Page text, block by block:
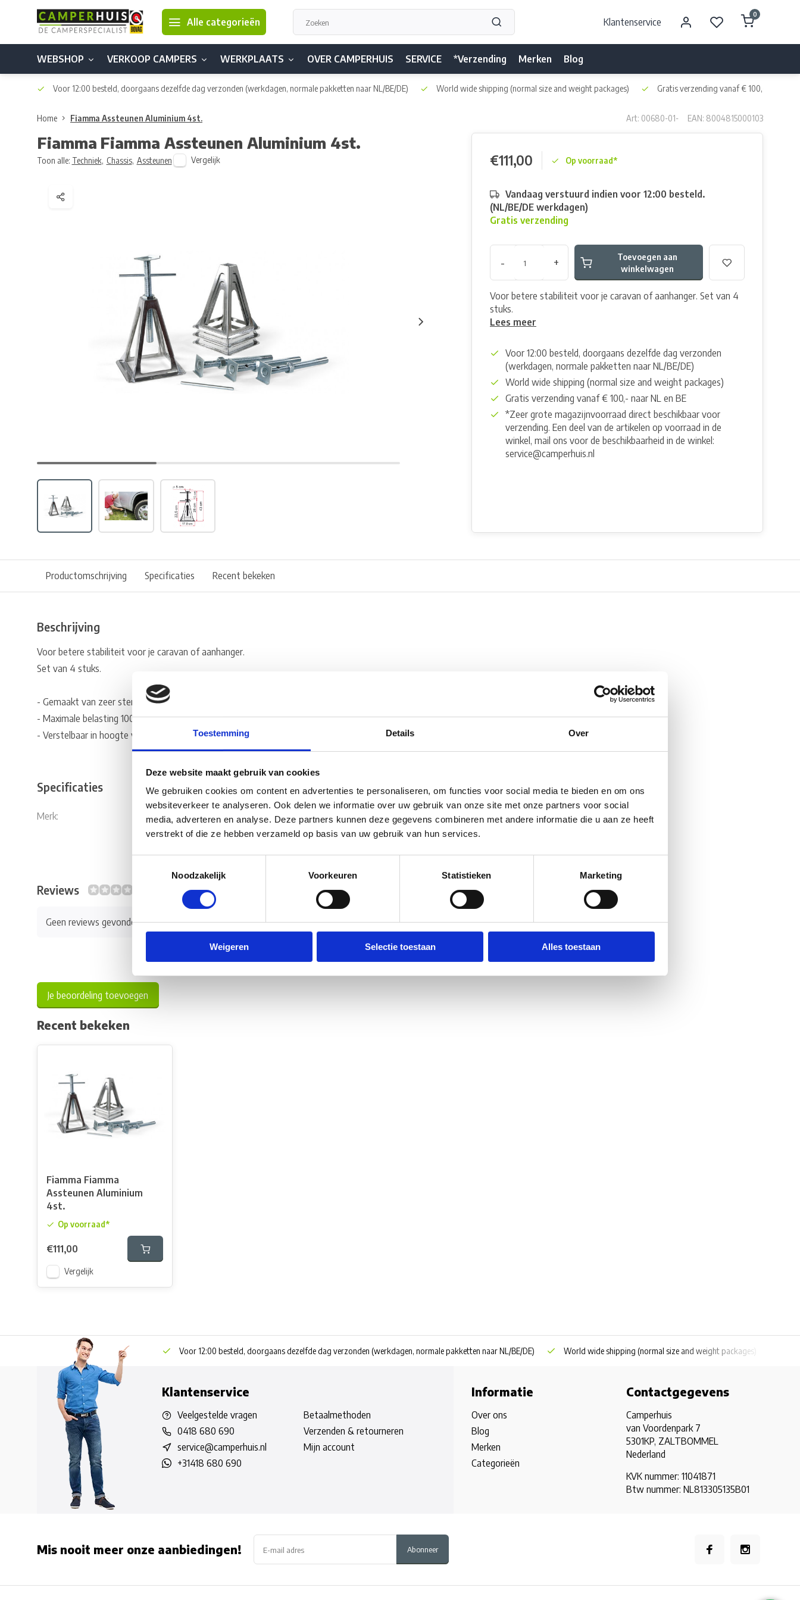
Toestemming Details Over
Deze website maakt gebruik van cookies
We gebruiken cookies om content en advertenties te personaliseren, om functies voor social media te bieden en om ons
websiteverkeer te analyseren. Ook delen we informatie over uw gebruik van onze site met onze partners voor social
media, adverteren en analyse. Deze partners kunnen deze gegevens combineren met andere informatie die u aan ze heeft
verstrekt of die ze hebben verzameld op basis van uw gebruik van hun services.
Noodzakelijk
Voorkeuren Statistieken Marketing
Weigeren Selectie toestaan Alles toestaan
Alle categorieën Klantenservice
0
WEBSHOP VERKOOP CAMPERS WERKPLAATS OVER CAMPERHUIS SERVICE *Verzending Merken Blog
Voor 12:00 besteld, doorgaans dezelfde dag verzonden (werkdagen, normale pakketten naar NL/BE/DE) World wide shipping (normal size and weight packages) Gratis verzending vanaf € 100,- naar NL
Home Fiamma Assteunen Aluminium 4st. Art: 00680-01- EAN: 8004815000103
Fiamma Fiamma Assteunen Aluminium 4st.
Toon alle: Techniek, Chassis, Assteunen Vergelijk €111,00 Op voorraad*
Vandaag verstuurd indien voor 12:00 besteld.
(NL/BE/DE werkdagen)
Gratis verzending
- +
Toevoegen aan
winkelwagen
Voor betere stabiliteit voor je caravan of aanhanger. Set van 4
stuks.
Lees meer
Voor 12:00 besteld, doorgaans dezelfde dag verzonden
(werkdagen, normale pakketten naar NL/BE/DE)
World wide shipping (normal size and weight packages)
Gratis verzending vanaf € 100,- naar NL en BE
*Zeer grote magazijnvoorraad direct beschikbaar voor
verzending. Een deel van de artikelen op voorraad in de
winkel, mail ons voor de beschikbaarheid in de winkel:
service@camperhuis.nl
Productomschrijving Specificaties Recent bekeken
Beschrijving
Voor betere stabiliteit voor je caravan of aanhanger.
Set van 4 stuks.
- Gemaakt van zeer sterk aluminium
- Maximale belasting 1000kg per stuk
- Verstelbaar in hoogte van minimaal 28cm tot maximaal 43cm
Specificaties
Merk: Fiamma
Reviews
Geen reviews gevonden
Je beoordeling toevoegen
Recent bekeken
Fiamma Fiamma
Assteunen Aluminium
4st.
Op voorraad*
€111,00
Vergelijk
Voor 12:00 besteld, doorgaans dezelfde dag verzonden (werkdagen, normale pakketten naar NL/BE/DE) World wide shipping (normal size and weight packages)
Klantenservice
Veelgestelde vragen
0418 680 690
service@camperhuis.nl
+31418 680 690
Betaalmethoden
Verzenden & retourneren
Mijn account
Informatie
Over ons
Blog
Merken
Categorieën
Contactgegevens
Camperhuis
van Voordenpark 7
5301KP, ZALTBOMMEL
Nederland
KVK nummer: 11041871
Btw nummer: NL813305135B01
Mis nooit meer onze aanbiedingen! Abonneer